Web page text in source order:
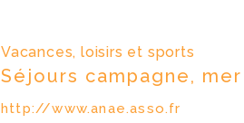
Vacances, loisirs et sports
Séjours campagne,
http://www.anae.asso.fr